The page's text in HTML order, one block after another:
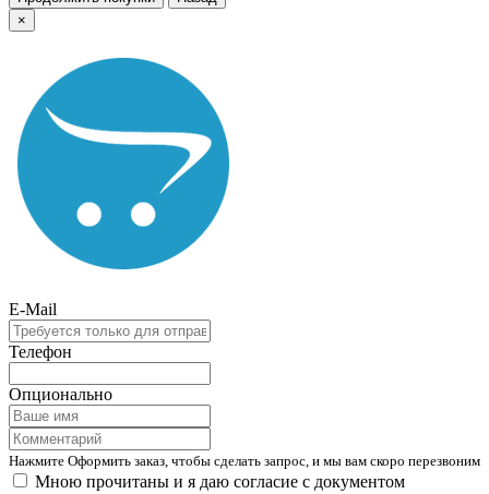
×
E-Mail
Телефон
Опционально
Нажмите Оформить заказ, чтобы сделать запрос, и мы вам скоро перезвоним
Мною прочитаны и я даю согласие с документом